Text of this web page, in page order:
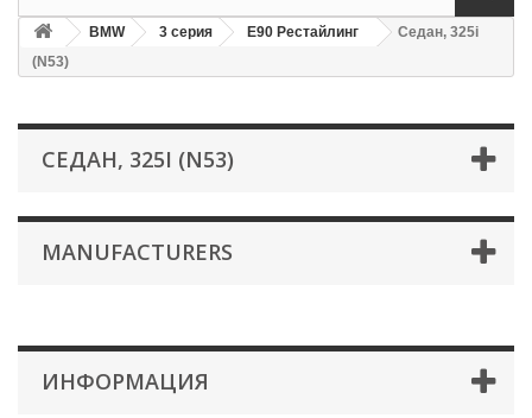
BMW 3 серия E90 Рестайлинг
Седан, 325i
(N53)
СЕДАН, 325I (N53)
MANUFACTURERS
ИНФОРМАЦИЯ